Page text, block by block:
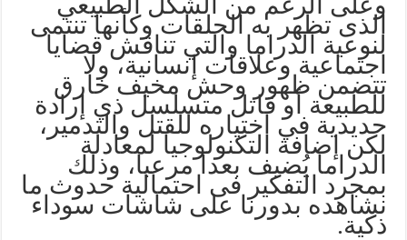
الذى تظهر به الحلقات وكأنها تنتمى
لنوعية الدراما والتي تناقش قضايا
اجتماعية وعلاقات إنسانية، ولا
تتضمن ظهور وحش مخيف خارق
للطبيعة أو قاتل متسلسل ذي إرادة
حديدية في اختياره للقتل والتدمير،
لكن إضافة التكنولوجيا لمعادلة
الدراما يُضيف بعدا مرعبا، وذلك
بمجرد التفكير فى احتمالية حدوث ما
نشاهده بدورنا على شاشات سوداء
ذكية.